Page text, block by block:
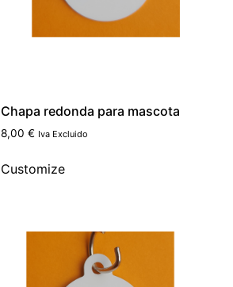
Chapa redonda para mascota
8,00 € Iva Excluido
Customize